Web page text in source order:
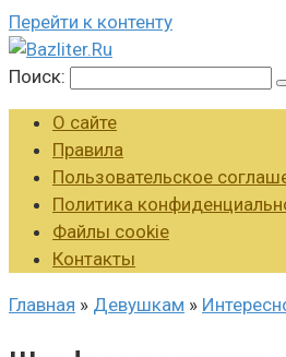
Перейти к контенту
Поиск:
О сайте
Правила
Пользовательское
Политика
Файлы cookie
Контакты
Главная » Девушкам »